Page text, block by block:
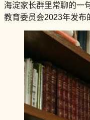
海淀家长群里常聊的一
教育委员会2023年发布